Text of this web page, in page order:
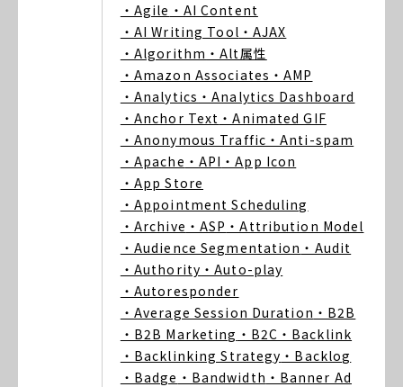
・Agile ・AI Content
・AI Writing Tool ・AJAX
・Algorithm ・Alt属性
・Amazon Associates ・AMP
・Analytics ・Analytics Dashboard
・Anchor Text ・Animated GIF
・Anonymous Traffic ・Anti-spam
・Apache ・API ・App Icon
・App Store
・Appointment Scheduling
・Archive ・ASP ・Attribution Model
・Audience Segmentation ・Audit
・Authority ・Auto-play
・Autoresponder
・Average Session Duration ・B2B
・B2B Marketing ・B2C ・Backlink
・Backlinking Strategy ・Backlog
・Badge ・Bandwidth ・Banner Ad